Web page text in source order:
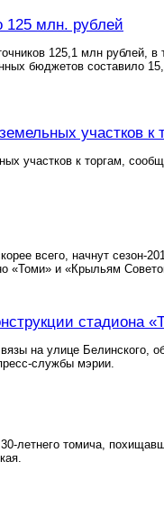
125 млн. рублей
125,1 млн рублей,
бюджетов составило
участков к
участков к торгам,
всего, начнут сезон-
«Томи» и «Крыльям
стадиона
на улице Белинского,
службы мэрии.
летнего томича,